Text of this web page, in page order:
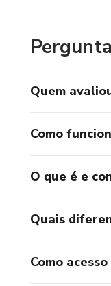
Quem
Como
O que é e
Quais
Como